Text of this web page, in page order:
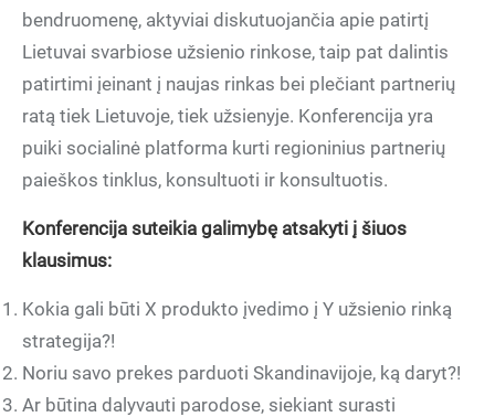
bendruomenę, aktyviai diskutuojančia apie patirtį
Lietuvai svarbiose užsienio rinkose, taip pat dalintis
patirtimi įeinant į naujas rinkas bei plečiant partnerių
ratą tiek Lietuvoje, tiek užsienyje. Konferencija yra
puiki socialinė platforma kurti regioninius partnerių
paieškos tinklus, konsultuoti ir konsultuotis.
Konferencija suteikia galimybę atsakyti į šiuos
klausimus:
Kokia gali būti X produkto įvedimo į Y užsienio rinką
strategija?!
Noriu savo prekes parduoti Skandinavijoje, ką daryt?!
Ar būtina dalyvauti parodose, siekiant surasti